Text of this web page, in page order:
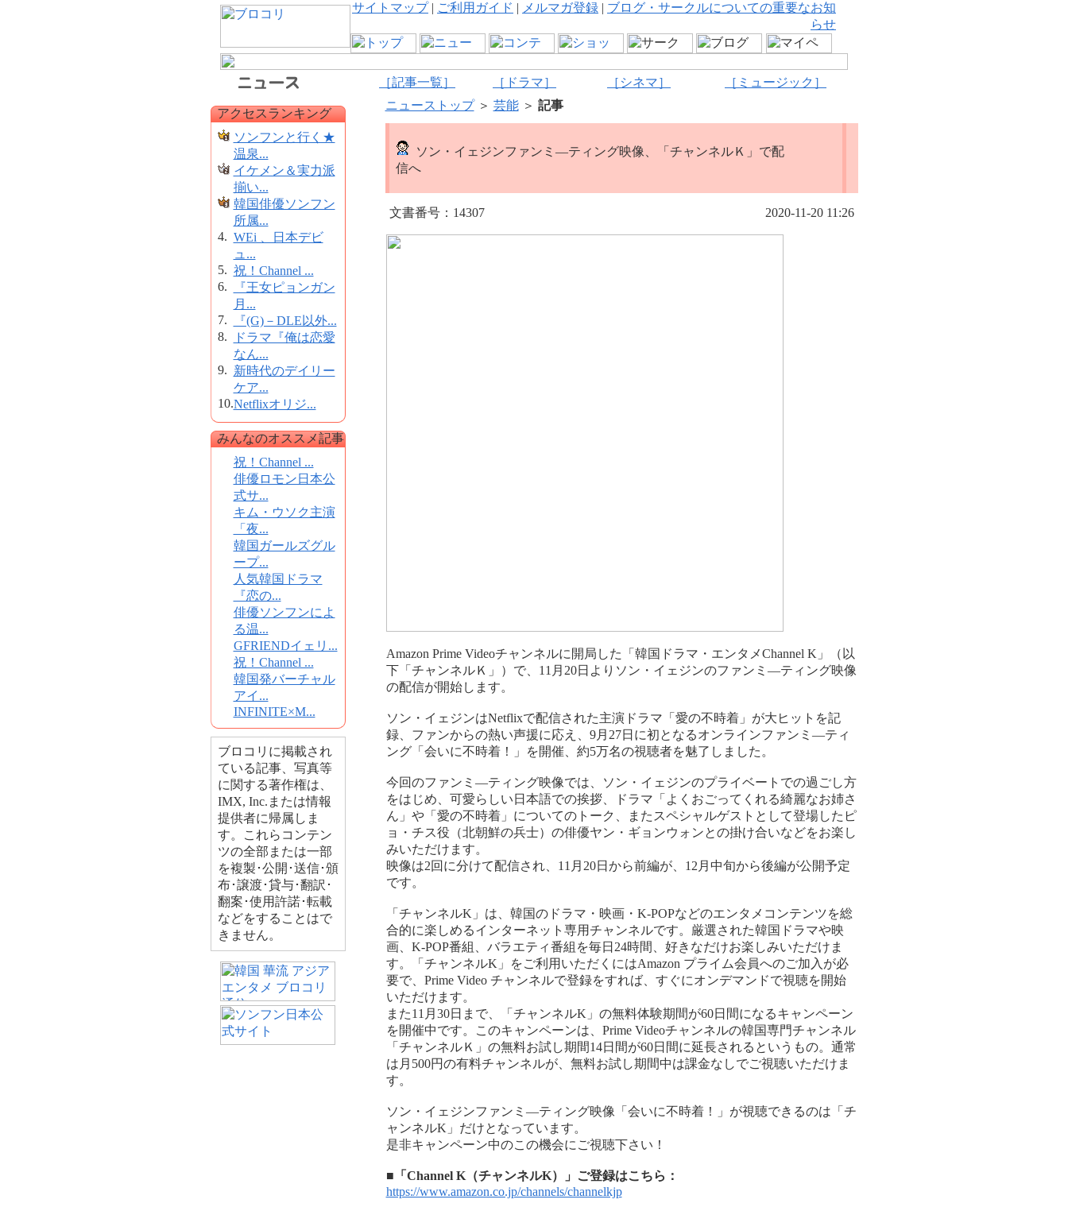
サイトマップ| ご利用ガイド | メルマガ登録 | ブログ・サークルについての重要なお知
らせ
［記事一覧］ ［ドラマ］ ［シネマ］ ［ミュージック］
アクセスランキング
ソンフンと行く★
温泉...
イケメン＆実力派
揃い...
韓国俳優ソンフン
所属...
4. WEi 、日本デビ
ュ...
5. 祝！Channel ...
6.
『王女ピョンガン
月...
7.
『(G)－DLE以外...
8.
ドラマ『俺は恋愛
なん...
9. 新時代のデイリー
ケア...
10.Netflixオリジ...
みんなのオススメ記事
祝！Channel ...
俳優ロモン日本公
式サ...
キム・ウソク主演
「夜...
韓国ガールズグル
ープ...
人気韓国ドラマ
『恋の...
俳優ソンフンによ
る温...
GFRIENDイェリ...
祝！Channel ...
韓国発バーチャル
アイ...
INFINITE×M...
ブロコリに掲載され
ている記事、写真等
に関する著作権は、
IMX, Inc.または情報
提供者に帰属しま
す。これらコンテン
ツの全部または一部
を複製･公開･送信･頒
布･譲渡･貸与･翻訳･
翻案･使用許諾･転載
などをすることはで
きません。
ニューストップ＞ 芸能＞ 記事
ソン・イェジンファンミ―ティング映像、「チャンネルＫ」で配
信へ
文書番号：14307 2020-11-20 11:26
Amazon Prime Videoチャンネルに開局した「韓国ドラマ・エンタメChannel K」（以
下「チャンネルＫ」）で、11月20日よりソン・イェジンのファンミ―ティング映像
の配信が開始します。
ソン・イェジンはNetflixで配信された主演ドラマ「愛の不時着」が大ヒットを記
録、ファンからの熱い声援に応え、9月27日に初となるオンラインファンミ―ティ
ング「会いに不時着！」を開催、約5万名の視聴者を魅了しました。
今回のファンミ―ティング映像では、ソン・イェジンのプライベートでの過ごし方
をはじめ、可愛らしい日本語での挨拶、ドラマ「よくおごってくれる綺麗なお姉さ
ん」や「愛の不時着」についてのトーク、またスペシャルゲストとして登場したピ
ョ・チス役（北朝鮮の兵士）の俳優ヤン・ギョンウォンとの掛け合いなどをお楽し
みいただけます。
映像は2回に分けて配信され、11月20日から前編が、12月中旬から後編が公開予定
です。
「チャンネルK」は、韓国のドラマ・映画・K-POPなどのエンタメコンテンツを総
合的に楽しめるインターネット専用チャンネルです。厳選された韓国ドラマや映
画、K-POP番組、バラエティ番組を毎日24時間、好きなだけお楽しみいただけま
す。「チャンネルK」をご利用いただくにはAmazon プライム会員へのご加入が必
要で、Prime Video チャンネルで登録をすれば、すぐにオンデマンドで視聴を開始
いただけます。
また11月30日まで、「チャンネルK」の無料体験期間が60日間になるキャンペーン
を開催中です。このキャンペーンは、Prime Videoチャンネルの韓国専門チャンネル
「チャンネルＫ」の無料お試し期間14日間が60日間に延長されるというもの。通常
は月500円の有料チャンネルが、無料お試し期間中は課金なしでご視聴いただけま
す。
ソン・イェジンファンミ―ティング映像「会いに不時着！」が視聴できるのは「チ
ャンネルK」だけとなっています。
是非キャンペーン中のこの機会にご視聴下さい！
■「Channel K（チャンネルK）」ご登録はこちら：
https://www.amazon.co.jp/channels/channelkjp